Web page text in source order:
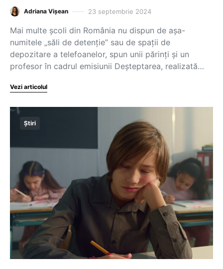
Adriana Vișean 23 septembrie 2024
Mai multe școli din România nu dispun de așa-
numitele „săli de detenție” sau de spații de
depozitare a telefoanelor, spun unii părinți și un
profesor în cadrul emisiunii Deșteptarea, realizată…
Vezi articolul
Știri